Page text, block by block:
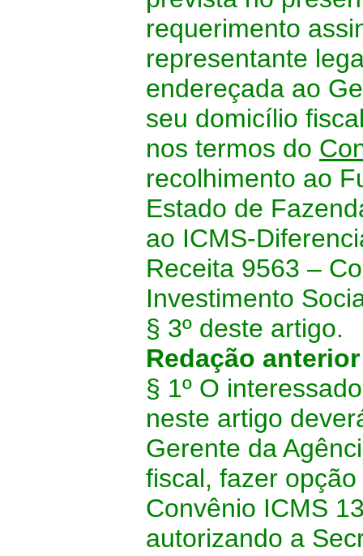
requerimento
representante
endereçada ao
seu domicílio
nos termos do
recolhimento ao
Estado de
ao ICMS-
Receita 9563 –
Investimento
§ 3º deste artigo.
Redação
§ 1º O
neste artigo
Gerente da
fiscal, fazer
Convênio ICMS
autorizando a